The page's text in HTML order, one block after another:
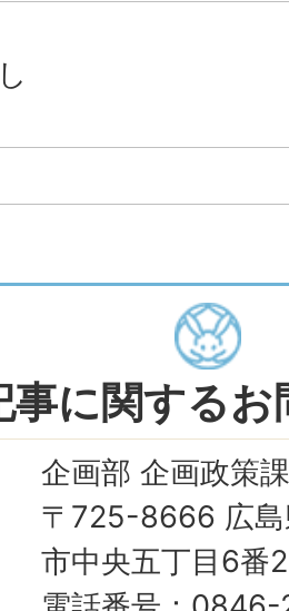
事に関する
企画部 企画政策課
〒725-8666 広島
市中央五丁目6番